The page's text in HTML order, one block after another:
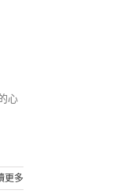
心
更多